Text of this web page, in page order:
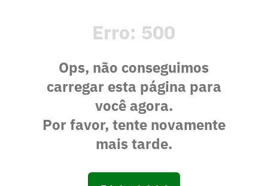
Erro: 500
Ops, não conseguimos
carregar esta página para
você agora.
Por favor, tente novamente
mais tarde.